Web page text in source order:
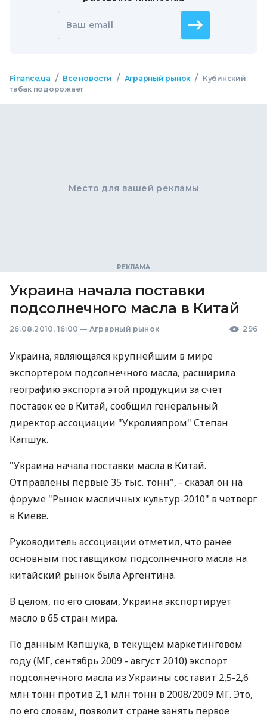
Ваш email
Finance.ua / Все новости / Аграрный рынок /
Кубинский
табак подорожает
Место для вашей рекламы
Украина начала поставки
подсолнечного масла в Китай
26.08.2010, 16:00 — Аграрный рынок 296
Украина, являющаяся крупнейшим в мире
экспортером подсолнечного масла, расширила
географию экспорта этой продукции за счет
поставок ее в Китай, сообщил генеральный
директор ассоциации "Укролияпром" Степан
Капшук.
"Украина начала поставки масла в Китай.
Отправлены первые 35 тыс. тонн", - сказал он на
форуме "Рынок масличных культур-2010" в четверг
в Киеве.
Руководитель ассоциации отметил, что ранее
основным поставщиком подсолнечного масла на
китайский рынок была Аргентина.
В целом, по его словам, Украина экспортирует
масло в 65 стран мира.
По данным Капшука, в текущем маркетинговом
году (МГ, сентябрь 2009 - август 2010) экспорт
подсолнечного масла из Украины составит 2,5-2,6
млн тонн против 2,1 млн тонн в 2008/2009 МГ. Это,
по его словам, позволит стране занять первое